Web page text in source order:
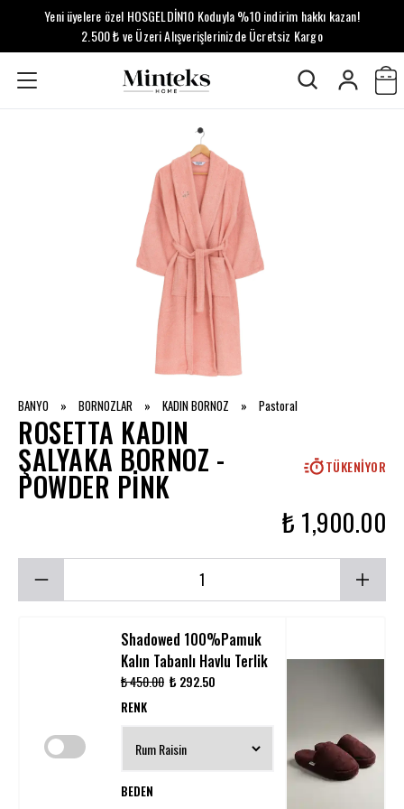
Yeni üyelere özel HOSGELDİN10 Koduyla %10 indirim hakkı kazan!
2.500 ₺ ve Üzeri Alışverişlerinizde Ücretsiz Kargo
BANYO » BORNOZLAR » KADIN BORNOZ » Pastoral
ROSETTA KADIN
ŞALYAKA BORNOZ -
POWDER PINK TÜKENIYOR
₺ 1,900.00
Shadowed 100%Pamuk
Kalın Tabanlı Havlu Terlik
₺ 450.00 ₺ 292.50
RENK
BEDEN